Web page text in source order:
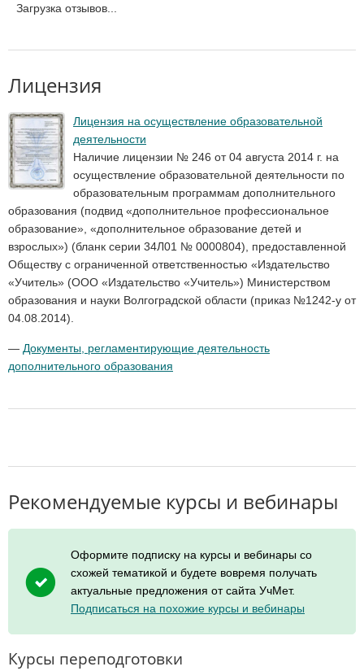
Загрузка отзывов...
Лицензия
Лицензия на осуществление образовательной
деятельности
Наличие лицензии № 246 от 04 августа 2014 г. на
осуществление образовательной деятельности по
образовательным программам дополнительного
образования (подвид «дополнительное профессиональное
образование», «дополнительное образование детей и
взрослых») (бланк серии 34Л01 № 0000804), предоставленной
Обществу с ограниченной ответственностью «Издательство
«Учитель» (ООО «Издательство «Учитель») Министерством
образования и науки Волгоградской области (приказ №1242-у от
04.08.2014).
— Документы, регламентирующие деятельность
дополнительного образования
Рекомендуемые курсы и вебинары
Оформите подписку на курсы и вебинары со
схожей тематикой и будете вовремя получать
актуальные предложения от сайта УчМет.
Подписаться на похожие курсы и вебинары
Курсы переподготовки